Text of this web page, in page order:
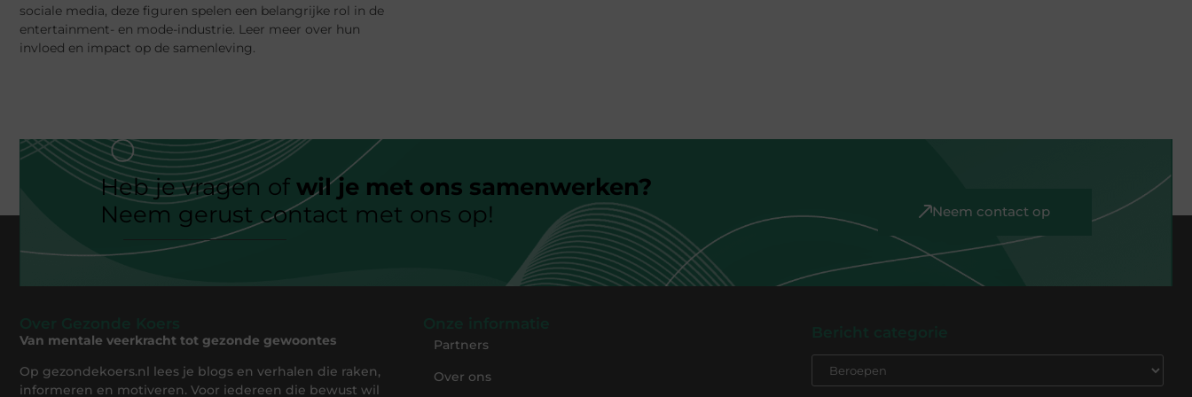
sociale media, deze figuren spelen een belangrijke rol in de
entertainment- en mode-industrie. Leer meer over hun
invloed en impact op de samenleving.
Heb je vragen of wil je met ons samenwerken?
Neem gerust contact met ons op!
Neem contact op
Van mentale veerkracht tot gezonde gewoontes
Op gezondekoers.nl lees je blogs en verhalen die raken,
informeren en motiveren. Voor iedereen die bewust wil
Partners
Over ons